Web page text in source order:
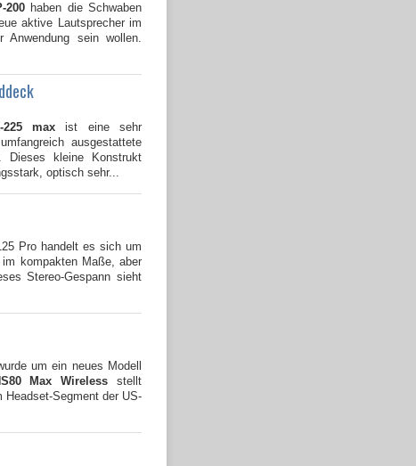
200haben die Schwaben
aktive Lautsprecher im
sein wollen.
225 max ist eine sehr
ausgestattete
Dieses kleine Konstrukt
optisch sehr...
Pro handelt es sich um
kompakten Maße, aber
Stereo-Gespann sieht
um ein neues Modell
Max Wireless stellt
Segment der US-